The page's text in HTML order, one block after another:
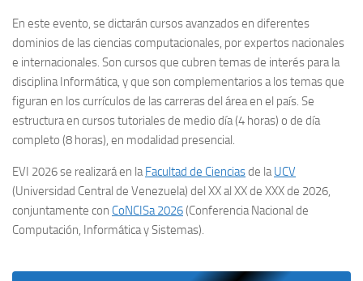
En este evento, se dictarán cursos avanzados en diferentes
dominios de las ciencias computacionales, por expertos nacionales
e internacionales. Son cursos que cubren temas de interés para la
disciplina Informática, y que son complementarios a los temas que
figuran en los currículos de las carreras del área en el país. Se
estructura en cursos tutoriales de medio día (4 horas) o de día
completo (8 horas), en modalidad presencial.
EVI 2026 se realizará en laFacultad de Cienciasde laUCV
(Universidad Central de Venezuela) del XX al XX de XXX de 2026,
conjuntamente con CoNCISa 2026(Conferencia Nacional de
Computación, Informática y Sistemas).